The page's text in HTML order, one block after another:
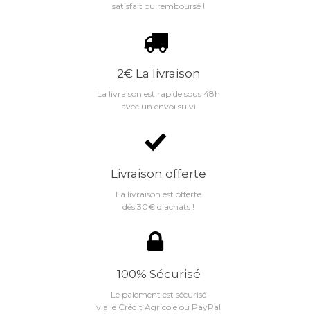
satisfait ou remboursé !
2€ La livraison
La livraison est rapide sous 48h
avec un envoi suivi
Livraison offerte
La livraison est offerte
dés 30€ d'achats !
100% Sécurisé
Le paiement est sécurisé
via le Crédit Agricole ou PayPal